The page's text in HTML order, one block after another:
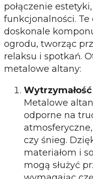
połączenie
funkcjonalności.
doskonale
ogrodu, tworząc
relaksu i spotkań.
metalowe altany:
Metalowe
odporne na
czy śnieg.
materiałom i
mogą służyć